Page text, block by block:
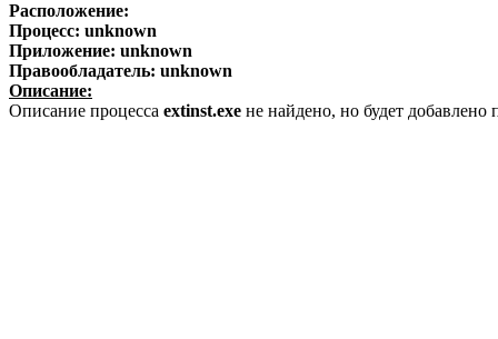
Расположение:
Процесс: unknown
Приложение: unknown
Правообладатель: unknown
Описание:
Описание процесса extinst.exe не найдено, но будет